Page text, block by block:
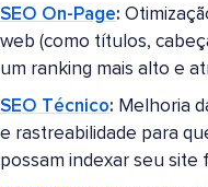
SEO On-Page:
web (como títulos,
um ranking mais alto e
SEO Técnico: Melhoria
e rastreabilidade para
possam indexar seu site